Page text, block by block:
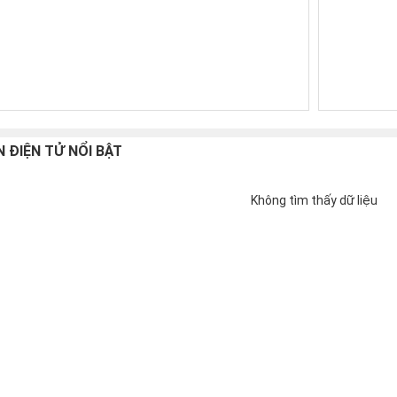
ĐIỆN TỬ NỔI BẬT
Không tìm thấy dữ liệu